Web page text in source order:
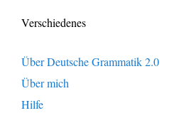
Verschiedenes
Über Deutsche Grammatik 2.0
Über mich
Hilfe